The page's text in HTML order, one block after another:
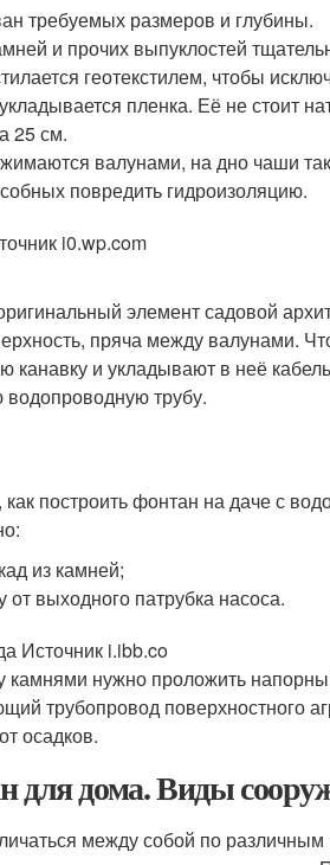
требуемых размеров и глубины.
и прочих выпуклостей
геотекстилем, чтобы
пленка. Её не стоит
25 см.
валунами, на дно чаши
повредить гидроизоляцию.
i0.wp.com
элемент садовой
пряча между валунами.
и укладывают в неё
трубу.
построить фонтан на даче с
из камней;
выходного патрубка насоса.
Источник i.ibb.co
камнями нужно проложить
трубопровод поверхностного
осадков.
для дома. Виды
между собой по